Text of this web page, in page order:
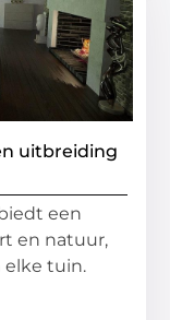
uitbreiding
een
en natuur,
elke tuin.